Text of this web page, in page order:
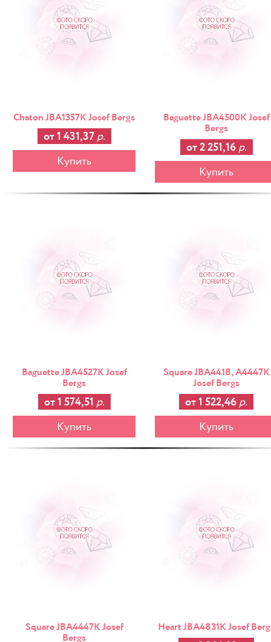
Chaton JBA1357K Josef Bergs
от 1 431,37 р.
Купить
Baguette JBA4500K Josef
Bergs
от 2 251,16 р.
Купить
Baguette JBA4527K Josef
Bergs
от 1 574,51 р.
Купить
Square JBA4418, A4447K
Josef Bergs
от 1 522,46 р.
Купить
Square JBA4447K Josef
Bergs
Heart JBA4831K Josef